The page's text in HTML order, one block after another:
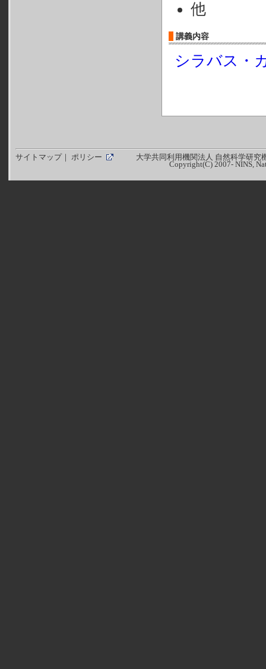
他
講義内容
シラバス・
サイトマップ｜ ポリシー
大学共同利用機関法人 自然科学研究
Copyright(C) 2007- NINS,